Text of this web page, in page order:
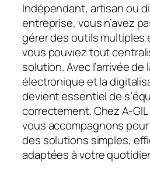
Indépendant, artisan ou
entreprise, vous n’avez
gérer des outils multiples
vous pouviez tout
solution. Avec l’arrivée
électronique et la
devient essentiel de
correctement. Chez A-
vous accompagnons
des solutions simples,
adaptées à votre